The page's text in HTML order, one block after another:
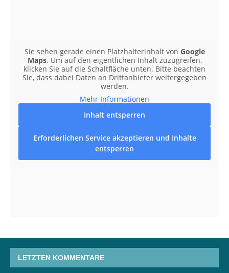
Sie sehen gerade einen Platzhalterinhalt von Google
Maps. Um auf den eigentlichen Inhalt zuzugreifen,
klicken Sie auf die Schaltfläche unten. Bitte beachten
Sie, dass dabei Daten an Drittanbieter weitergegeben
werden.
Mehr Informationen
Inhalt entsperren
Erforderlichen Service akzeptieren und Inhalte
entsperren
LETZTEN KOMMENTARE